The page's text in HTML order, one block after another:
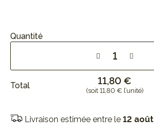
Quantité
Total 11,80 €
(soit 11,80 € l’unité)
Livraison estimée entre le 12 août